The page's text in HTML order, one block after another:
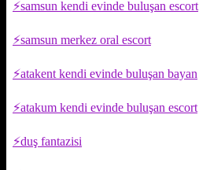
samsun kendi evinde buluşan escort
samsun merkez oral escort
atakent kendi evinde buluşan bayan
atakum kendi evinde buluşan escort
duş fantazisi